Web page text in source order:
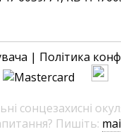
| Політика
сонцезахисні
Пишіть: